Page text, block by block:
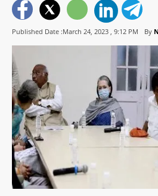
Published Date :March 24, 2023 , 9:12 PM By